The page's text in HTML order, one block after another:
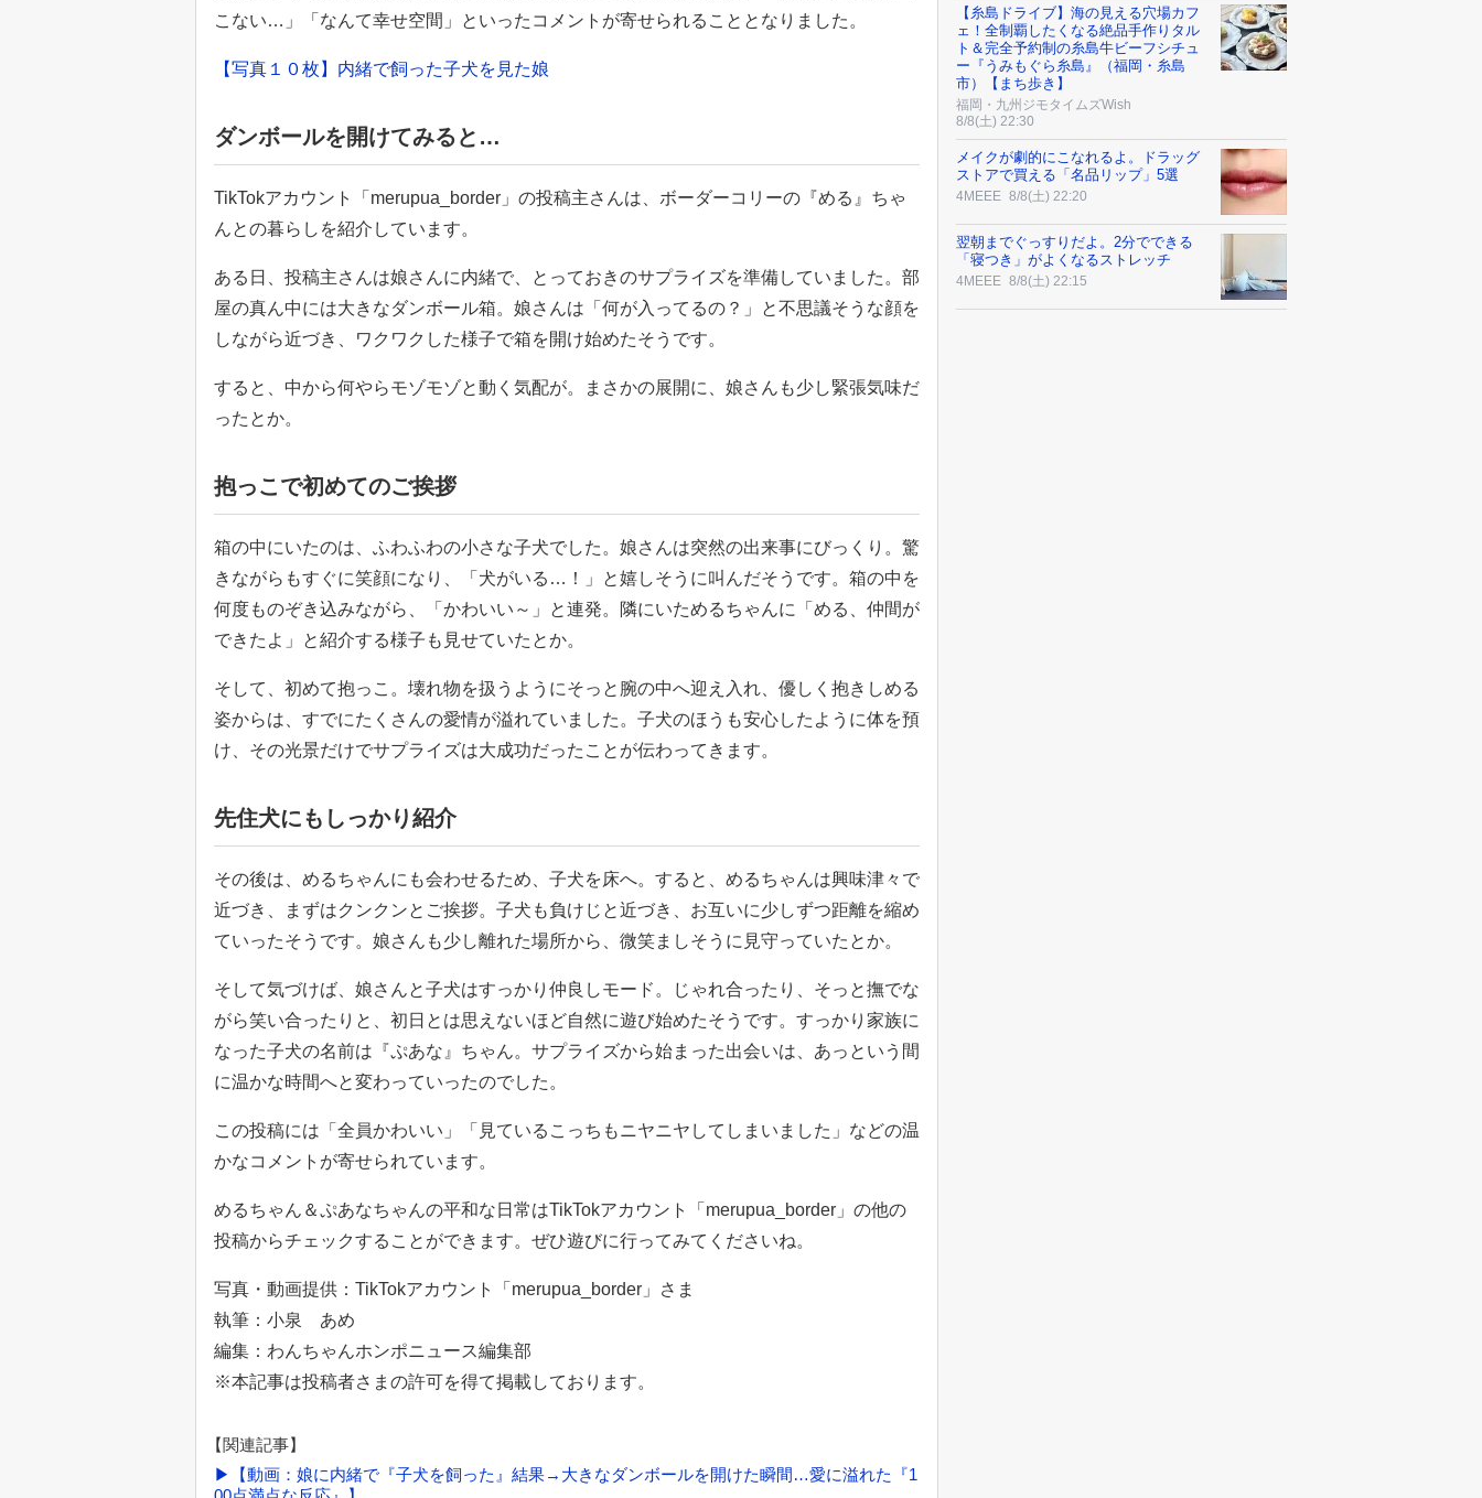
こない…」「なんて幸せ空間」といったコメントが寄せられることとなりました。
【写真１０枚】内緒で飼った子犬を見た娘
ダンボールを開けてみると…
TikTokアカウント「merupua_border」の投稿主さんは、ボーダーコリーの『める』ちゃ
んとの暮らしを紹介しています。
ある日、投稿主さんは娘さんに内緒で、とっておきのサプライズを準備していました。部
屋の真ん中には大きなダンボール箱。娘さんは「何が入ってるの？」と不思議そうな顔を
しながら近づき、ワクワクした様子で箱を開け始めたそうです。
すると、中から何やらモゾモゾと動く気配が。まさかの展開に、娘さんも少し緊張気味だ
ったとか。
抱っこで初めてのご挨拶
箱の中にいたのは、ふわふわの小さな子犬でした。娘さんは突然の出来事にびっくり。驚
きながらもすぐに笑顔になり、「犬がいる…！」と嬉しそうに叫んだそうです。箱の中を
何度ものぞき込みながら、「かわいい～」と連発。隣にいためるちゃんに「める、仲間が
できたよ」と紹介する様子も見せていたとか。
そして、初めて抱っこ。壊れ物を扱うようにそっと腕の中へ迎え入れ、優しく抱きしめる
姿からは、すでにたくさんの愛情が溢れていました。子犬のほうも安心したように体を預
け、その光景だけでサプライズは大成功だったことが伝わってきます。
先住犬にもしっかり紹介
その後は、めるちゃんにも会わせるため、子犬を床へ。すると、めるちゃんは興味津々で
近づき、まずはクンクンとご挨拶。子犬も負けじと近づき、お互いに少しずつ距離を縮め
ていったそうです。娘さんも少し離れた場所から、微笑ましそうに見守っていたとか。
そして気づけば、娘さんと子犬はすっかり仲良しモード。じゃれ合ったり、そっと撫でな
がら笑い合ったりと、初日とは思えないほど自然に遊び始めたそうです。すっかり家族に
なった子犬の名前は『ぷあな』ちゃん。サプライズから始まった出会いは、あっという間
に温かな時間へと変わっていったのでした。
この投稿には「全員かわいい」「見ているこっちもニヤニヤしてしまいました」などの温
かなコメントが寄せられています。
めるちゃん＆ぷあなちゃんの平和な日常はTikTokアカウント「merupua_border」の他の
投稿からチェックすることができます。ぜひ遊びに行ってみてくださいね。
写真・動画提供：TikTokアカウント「merupua_border」さま
執筆：小泉 あめ
編集：わんちゃんホンポニュース編集部
※本記事は投稿者さまの許可を得て掲載しております。
【関連記事】
▶【動画：娘に内緒で『子犬を飼った』結果→大きなダンボールを開けた瞬間…愛に溢れた『1
【糸島ドライブ】海の見える穴場カフ
ェ！全制覇したくなる絶品手作りタル
ト＆完全予約制の糸島牛ビーフシチュ
ー『うみもぐら糸島』（福岡・糸島
市）【まち歩き】
福岡・九州ジモタイムズWish
8/8(土) 22:30
メイクが劇的にこなれるよ。ドラッグ
ストアで買える「名品リップ」5選
4MEEE 8/8(土) 22:20
翌朝までぐっすりだよ。2分でできる
「寝つき」がよくなるストレッチ
4MEEE 8/8(土) 22:15